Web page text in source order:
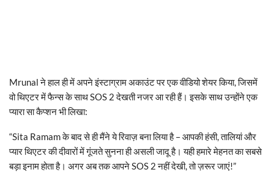
Mrunal ने हाल ही में अपने इंस्टाग्राम अकाउंट पर एक वीडियो शेयर किया, जिसमें
वो थिएटर में फैन्स के साथ SOS 2 देखती नजर आ रही हैं। इसके साथ उन्होंने एक
प्यारा सा कैप्शन भी लिखा:
“Sita Ramam के बाद से ही मैंने ये रिवाज़ बना लिया है – आपकी हंसी, तालियां और
प्यार थिएटर की दीवारों में गूंजते सुनना ही असली जादू है। यही हमारे मेहनत का सबसे
बड़ा इनाम होता है। अगर अब तक आपने SOS 2 नहीं देखी, तो ज़रूर जाएं!”